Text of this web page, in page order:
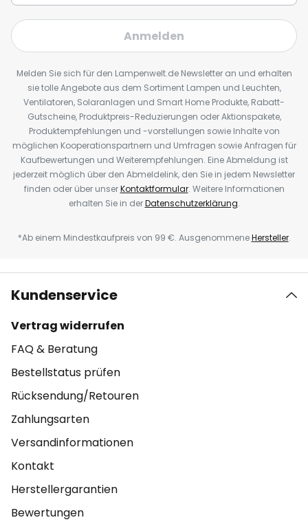
Anmelden
Melden Sie sich für den Lampenwelt.de Newsletter an und erhalten
sie tolle Angebote aus dem Sortiment Lampen und Leuchten,
Ventilatoren, Solaranlagen und Smart Home Produkte, Rabatt-
Gutscheine, Produktpreis-Reduzierungen oder Aktionspakete,
Produktempfehlungen und -vorstellungen sowie Inhalte von
möglichen Kooperationspartnern und Umfragen sowie Anfragen für
Kaufbewertungen und Weiterempfehlungen. Eine Abmeldung ist
jederzeit möglich über den Abmeldelink, den Sie in jedem Newsletter
finden oder über unserKontaktformular. Weitere Informationen
erhalten Sie in derDatenschutzerklärung.
*Ab einem Mindestkaufpreis von 99 €. AusgenommeneHersteller.
Kundenservice
Vertrag widerrufen
FAQ & Beratung
Bestellstatus prüfen
Rücksendung/Retouren
Zahlungsarten
Versandinformationen
Kontakt
Herstellergarantien
Bewertungen